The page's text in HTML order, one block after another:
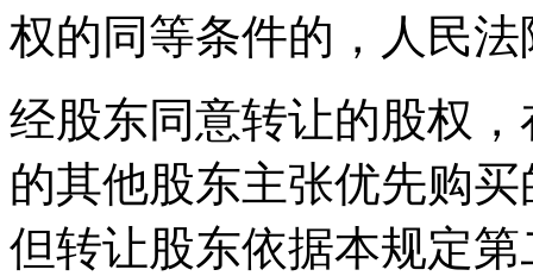
权的同等条件的，人民
经股东同意转让的股权
的其他股东主张优先购
但转让股东依据本规定